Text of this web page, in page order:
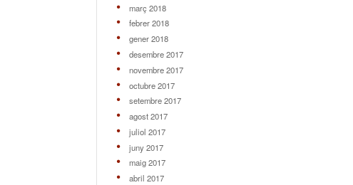
març 2018
febrer 2018
gener 2018
desembre 2017
novembre 2017
octubre 2017
setembre 2017
agost 2017
juliol 2017
juny 2017
maig 2017
abril 2017